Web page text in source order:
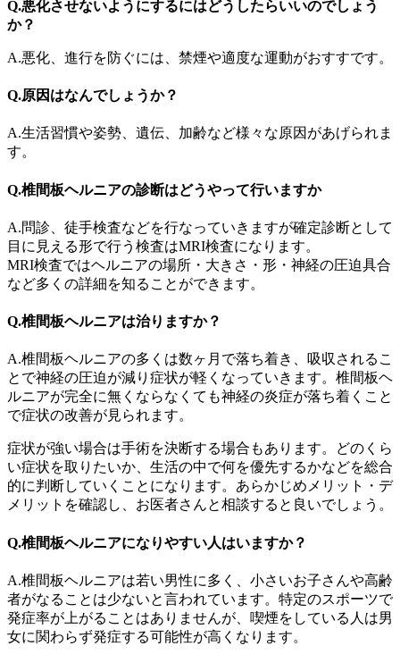
Q.悪化させないようにするにはどうしたらいいのでしょう
か？
A.悪化、進行を防ぐには、禁煙や適度な運動がおすすです。
Q.原因はなんでしょうか？
A.生活習慣や姿勢、遺伝、加齢など様々な原因があげられま
す。
Q.椎間板ヘルニアの診断はどうやって行いますか
A.問診、徒手検査などを行なっていきますが確定診断として
目に見える形で行う検査はMRI検査になります。
MRI検査ではヘルニアの場所・大きさ・形・神経の圧迫具合
など多くの詳細を知ることができます。
Q.椎間板ヘルニアは治りますか？
A.椎間板ヘルニアの多くは数ヶ月で落ち着き、吸収されるこ
とで神経の圧迫が減り症状が軽くなっていきます。椎間板ヘ
ルニアが完全に無くならなくても神経の炎症が落ち着くこと
で症状の改善が見られます。
症状が強い場合は手術を決断する場合もあります。どのくら
い症状を取りたいか、生活の中で何を優先するかなどを総合
的に判断していくことになります。あらかじめメリット・デ
メリットを確認し、お医者さんと相談すると良いでしょう。
Q.椎間板ヘルニアになりやすい人はいますか？
A.椎間板ヘルニアは若い男性に多く、小さいお子さんや高齢
者がなることは少ないと言われています。特定のスポーツで
発症率が上がることはありませんが、喫煙をしている人は男
女に関わらず発症する可能性が高くなります。